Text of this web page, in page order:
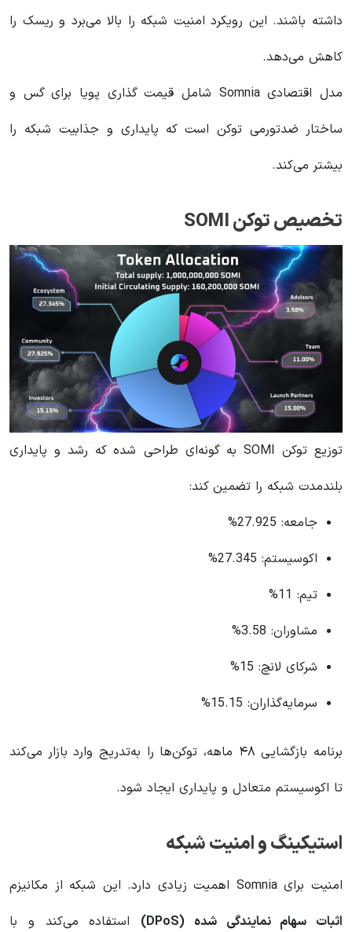
داشته باشند. این رویکرد امنیت شبکه را بالا می‌برد و ریسک را
کاهش می‌دهد.
مدل اقتصادی Somnia شامل قیمت‌ گذاری پویا برای گس و
ساختار ضدتورمی توکن است که پایداری و جذابیت شبکه را
بیشتر می‌کند.
تخصیص توکن SOMI
توزیع توکن SOMI به گونه‌ای طراحی شده که رشد و پایداری
بلندمدت شبکه را تضمین کند:
جامعه: 27.925%
اکوسیستم: 27.345%
تیم: 11%
مشاوران: 3.58%
شرکای لانچ: 15%
سرمایه‌گذاران: 15.15%
برنامه بازگشایی ۴۸ ماهه، توکن‌ها را به‌تدریج وارد بازار می‌کند
تا اکوسیستم متعادل و پایداری ایجاد شود.
استیکینگ و امنیت شبکه
امنیت برای Somnia اهمیت زیادی دارد. این شبکه از مکانیزم
اثبات سهام نمایندگی‌ شده (DPoS)
استفاده می‌کند و با